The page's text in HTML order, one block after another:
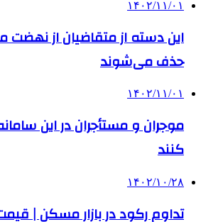
۱۴۰۲/۱۱/۰۱
این دسته از متقاضیان از
حذف می‌شوند
۱۴۰۲/۱۱/۰۱
موجران و مستأجران در این
کنند
۱۴۰۲/۱۰/۲۸
تداوم رکود در بازار مسکن |